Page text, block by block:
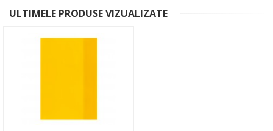
ULTIMELE PRODUSE VIZUALIZATE